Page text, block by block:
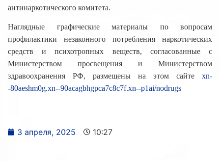
антинаркотического комитета.
Наглядные графические материалы по вопросам
профилактики незаконного потребления наркотических
средств и психотропных веществ, согласованные с
Министерством просвещения и Министерством
здравоохранения РФ, размещены на этом сайте xn-
-80aeshm0g.xn--90acagbhgpca7c8c7f.xn--p1ai/nodrugs
3 апреля, 2025 10:27